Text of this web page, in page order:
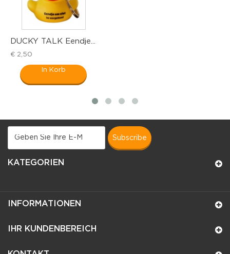
DUCKY TALK Eendje...
€ 2,50
In Korb
subscribe
KATEGORIEN
INFORMATIONEN
IHR KUNDENBEREICH